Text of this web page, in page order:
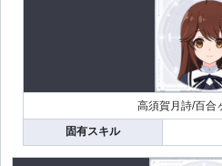
高須賀月詩/百合
固有スキル